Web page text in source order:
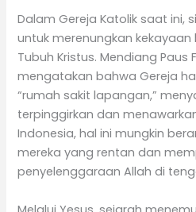
Dalam Gereja Katolik saat ini,
untuk merenungkan
Tubuh Kristus. Mendiang Paus
mengatakan bahwa Gereja
“rumah sakit lapangan,”
terpinggirkan dan
Indonesia, hal ini mungkin
mereka yang rentan dan
penyelenggaraan Allah di